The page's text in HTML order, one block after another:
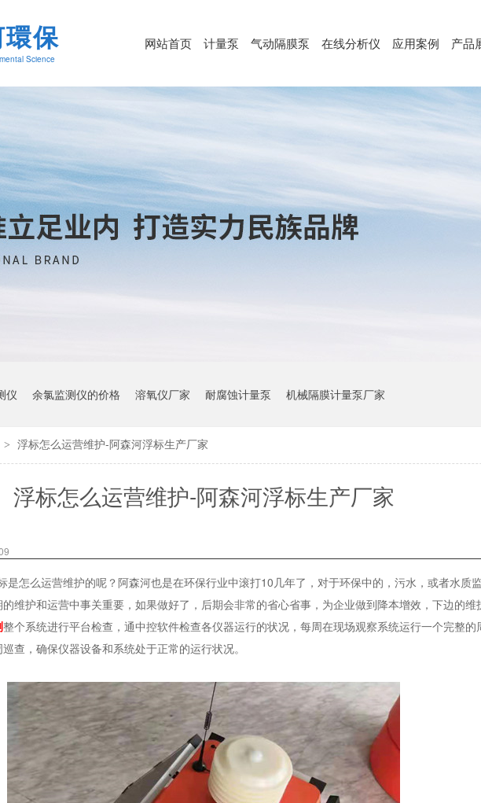
保
Science
网站首页 计量泵 气动隔膜泵 在线分析仪 应用案例 产品
仪 余氯监测仪的价格 溶氧仪厂家 耐腐蚀计量泵 机械隔膜计量泵厂家
> 浮标怎么运营维护-阿森河浮标生产厂家
浮标怎么运营维护-阿森河浮标生产厂家
怎么运营维护的呢？阿森河也是在环保行业中滚打10几年了，对于环保中的，污水，或者水质
维护和运营中事关重要，如果做好了，后期会非常的省心省事，为企业做到降本增效，下边的维
整个系统进行平台检查，通中控软件检查各仪器运行的状况，每周在现场观察系统运行一个完整的
查，确保仪器设备和系统处于正常的运行状况。